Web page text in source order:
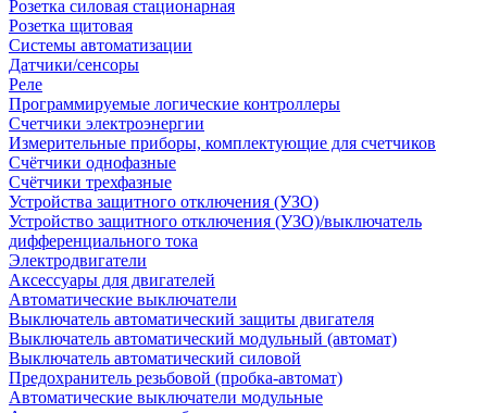
Розетка силовая стационарная
Розетка щитовая
Системы автоматизации
Датчики/сенсоры
Реле
Программируемые логические контроллеры
Счетчики электроэнергии
Измерительные приборы, комплектующие для счетчиков
Счётчики однофазные
Счётчики трехфазные
Устройства защитного отключения (УЗО)
Устройство защитного отключения (УЗО)/выключатель
дифференциального тока
Электродвигатели
Аксессуары для двигателей
Автоматические выключатели
Выключатель автоматический защиты двигателя
Выключатель автоматический модульный (автомат)
Выключатель автоматический силовой
Предохранитель резьбовой (пробка-автомат)
Автоматические выключатели модульные